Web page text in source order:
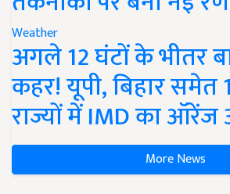
Weather
अगले 12 घंटों के भीतर
कहर! यूपी, बिहार समेत
राज्यों में IMD का ऑरेंज
More News